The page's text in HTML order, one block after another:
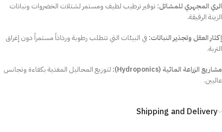
الري المجهري للمشاتل: توفير ترطيب لطيف ومستمر لشتلات الخضروات ونباتات
الزينة الرقيقة.
إكثار العقل وتجذير النباتات: في البيئات التي تتطلب رطوبة ورذاذاً مستمراً دون إغراق
التربة.
مشاريع الزراعة المائية (Hydroponics):
لتوزيع المحاليل المغذية بكفاءة وتجانس
عاليين.
Shipping and Delivery